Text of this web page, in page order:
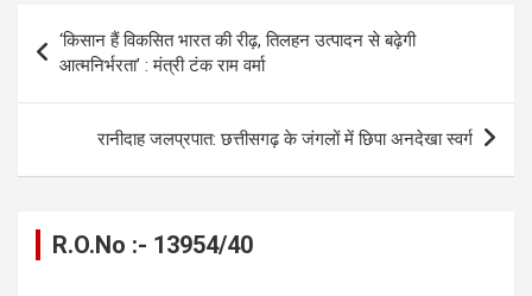
o
o
k
g
er
A
p
p
a
m
n
Post
navigation
‘किसान हैं विकसित भारत की रीढ़, तिलहन उत्पादन से बढ़ेगी
आत्मनिर्भरता’ : मंत्री टंक राम वर्मा
रानीदाह जलप्रपात: छत्तीसगढ़ के जंगलों में छिपा अनदेखा स्वर्ग
R.O.No :- 13954/40